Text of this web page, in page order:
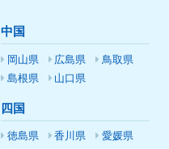
中国
岡山県 広島県
鳥取県
島根県
山口県
四国
徳島県 香川県
愛媛県